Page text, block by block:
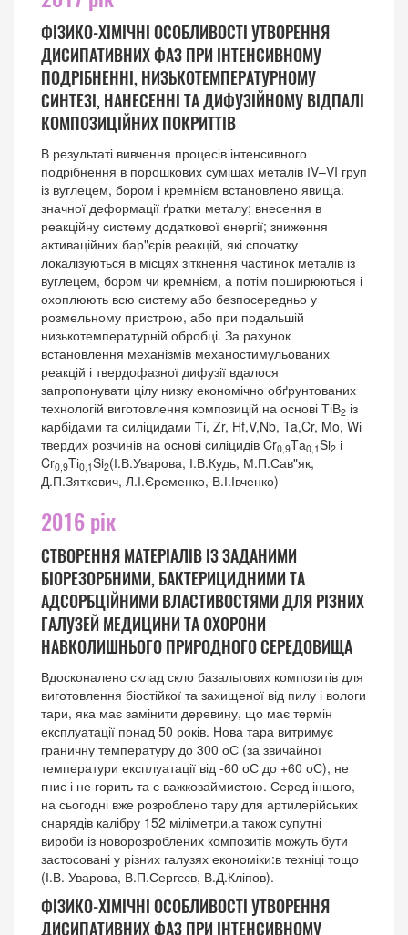
ФІЗИКО-ХІМІЧНІ ОСОБЛИВОСТІ УТВОРЕННЯ
ДИСИПАТИВНИХ ФАЗ ПРИ ІНТЕНСИВНОМУ
ПОДРІБНЕННІ, НИЗЬКОТЕМПЕРАТУРНОМУ
СИНТЕЗІ, НАНЕСЕННІ ТА ДИФУЗІЙНОМУ ВІДПАЛІ
КОМПОЗИЦІЙНИХ ПОКРИТТІВ
В результаті вивчення процесів інтенсивного
подрібнення в порошкових сумішах металів ІV–VI груп
із вуглецем, бором і кремнієм встановлено явища:
значної деформації ґратки металу; внесення в
реакційну систему додаткової енергії; зниження
активаційних бар"єрів реакцій, які спочатку
локалізуються в місцях зіткнення частинок металів із
вуглецем, бором чи кремнієм, а потім поширюються і
охоплюють всю систему або безпосередньо у
розмельному пристрою, або при подальшій
низькотемпературній обробці. За рахунок
встановлення механізмів механостимульованих
реакцій і твердофазної дифузії вдалося
запропонувати цілу низку економічно обґрунтованих
технологій виготовлення композицій на основі ТіВ2 із
карбідами та силіцидами Ті, Zr, Hf,V,Nb, Ta,Cr, Mo, Wі
твердих розчинів на основі силіцидів Cr0,9Tа0,1Si2 і
Cr0,9Tі0,1Si2(І.В.Уварова, І.В.Кудь, М.П.Сав"як,
Д.П.Зяткевич, Л.І.Єременко, В.І.Івченко)
2016 рік
СТВОРЕННЯ МАТЕРІАЛІВ ІЗ ЗАДАНИМИ
БІОРЕЗОРБНИМИ, БАКТЕРИЦИДНИМИ ТА
АДСОРБЦІЙНИМИ ВЛАСТИВОСТЯМИ ДЛЯ РІЗНИХ
ГАЛУЗЕЙ МЕДИЦИНИ ТА ОХОРОНИ
НАВКОЛИШНЬОГО ПРИРОДНОГО СЕРЕДОВИЩА
Вдосконалено склад скло базальтових композитів для
виготовлення біостійкої та захищеної від пилу і вологи
тари, яка має замінити деревину, що має термін
експлуатації понад 50 років. Нова тара витримує
граничну температуру до 300 оС (за звичайної
температури експлуатації від -60 оС до +60 оС), не
гниє і не горить та є важкозаймистою. Серед іншого,
на сьогодні вже розроблено тару для артилерійських
снарядів калібру 152 міліметри,а також супутні
вироби із новорозроблених композитів можуть бути
застосовані у різних галузях економіки:в техніці тощо
(І.В. Уварова, В.П.Сергєєв, В.Д.Кліпов).
ФІЗИКО-ХІМІЧНІ ОСОБЛИВОСТІ УТВОРЕННЯ
ДИСИПАТИВНИХ ФАЗ ПРИ ІНТЕНСИВНОМУ